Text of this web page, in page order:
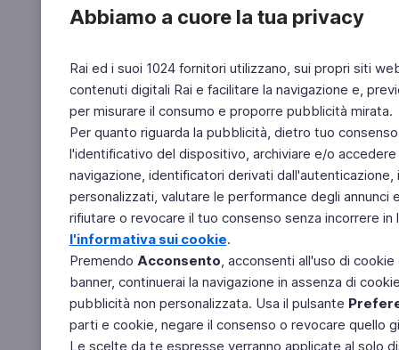
Abbiamo a cuore la tua privacy
Rai ed i suoi 1024 fornitori utilizzano, sui propri siti
contenuti digitali Rai e facilitare la navigazione e,
per misurare il consumo e proporre pubblicità mirata.
Per quanto riguarda la pubblicità, dietro tuo
l'identificativo del dispositivo, archiviare e/o
navigazione, identificatori derivati
personalizzati, valutare le performance degli
rifiutare o revocare il tuo consenso senza incorrere
l'informativa sui cookie.
Premendo Acconsento, acconsenti all'uso di
banner, continuerai la navigazione in assenza di
pubblicità non personalizzata. Usa il pulsante
parti e cookie, negare il consenso o revocare quello
Le scelte da te espresse verranno applicate al solo